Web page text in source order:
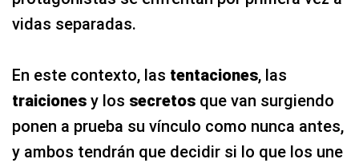
vidas separadas.
En este contexto, las tentaciones, las
traiciones y los secretos que van surgiendo
ponen a prueba su vínculo como nunca antes,
y ambos tendrán que decidir si lo que los une